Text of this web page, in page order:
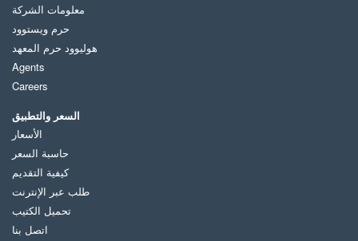
معلومات الشركة
حرم ويستوود
هوليوود حرم المعهد
Agents
Careers
السعر والتطبيق
الأسعار
حاسبة السعر
كيفية التقديم
طلب عبر الإنترنت
تحميل الكتيب
اتصل بنا